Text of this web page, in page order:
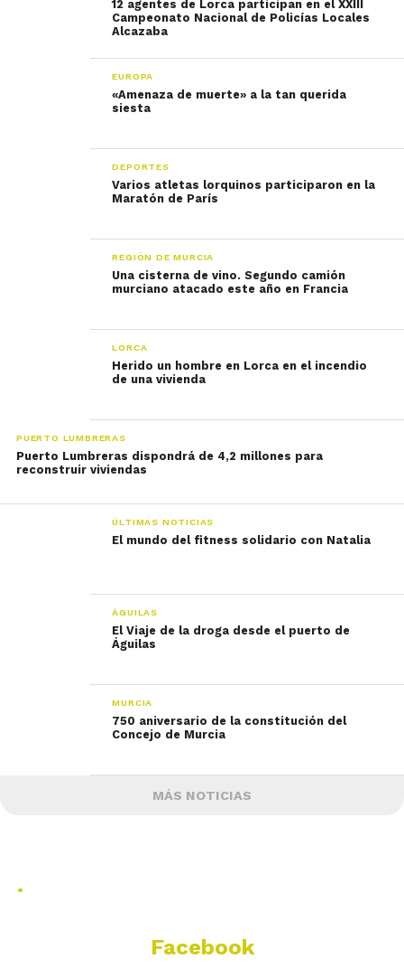
12 agentes de Lorca participan en el XXIII
Campeonato Nacional de Policías Locales
Alcazaba
EUROPA
«Amenaza de muerte» a la tan querida
siesta
DEPORTES
Varios atletas lorquinos participaron en la
Maratón de París
REGIÓN DE MURCIA
Una cisterna de vino. Segundo camión
murciano atacado este año en Francia
LORCA
Herido un hombre en Lorca en el incendio
de una vivienda
PUERTO LUMBRERAS
Puerto Lumbreras dispondrá de 4,2 millones para
reconstruir viviendas
ÚLTIMAS NOTICIAS
El mundo del fitness solidario con Natalia
ÁGUILAS
El Viaje de la droga desde el puerto de
Águilas
MURCIA
750 aniversario de la constitución del
MÁS NOTICIAS
.
Facebook